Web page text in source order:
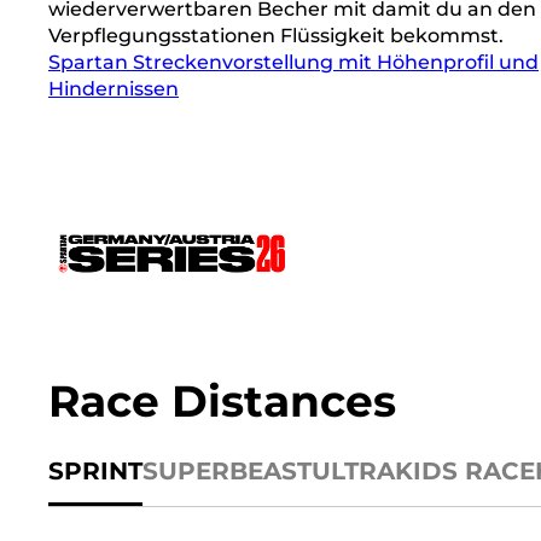
wiederverwertbaren Becher mit damit du an den
Verpflegungsstationen Flüssigkeit bekommst.
Spartan Streckenvorstellung mit Höhenprofil und
Hindernissen
Race Distances
SPRINTSUPERBEASTULTRAKIDS RACE